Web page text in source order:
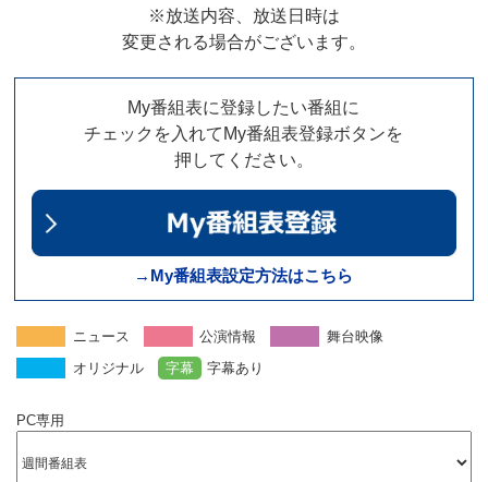
※放送内容、放送日時は
変更される場合がございます。
My番組表に登録したい番組に
チェックを入れてMy番組表登録ボタンを
押してください。
→My番組表設定方法はこちら
ニュース 公演情報
舞台映像
オリジナル
字幕 字幕あり
PC専用